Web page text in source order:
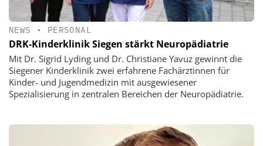
NEWS • PERSONAL
DRK-Kinderklinik Siegen stärkt Neuropädiatrie
Mit Dr. Sigrid Lyding und Dr. Christiane Yavuz gewinnt die
Siegener Kinderklinik zwei erfahrene Fachärztinnen für
Kinder- und Jugendmedizin mit ausgewiesener
Spezialisierung in zentralen Bereichen der Neuropädiatrie.